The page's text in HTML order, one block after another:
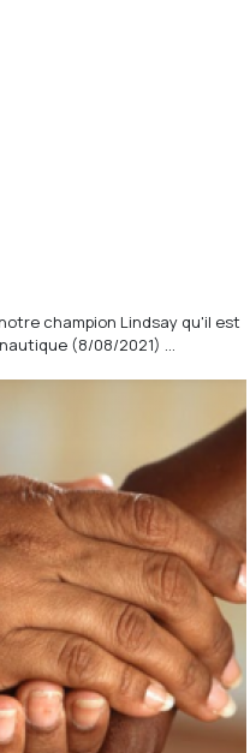
notre champion Lindsay qu'il est
(8/08/2021) ...